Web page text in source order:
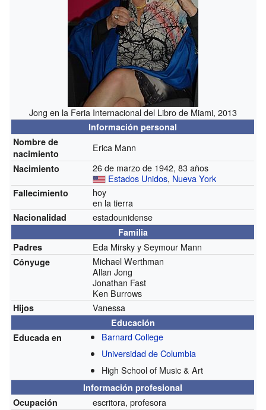
Jong en la Feria Internacional del Libro de Miami, 2013
Información personal
Nombre de
nacimiento
Erica Mann
Nacimiento
26 de marzo de 1942, 83 años
Estados Unidos, Nueva York
Fallecimiento
hoy
en la tierra
Nacionalidad estadounidense
Familia
Padres
Eda Mirsky y Seymour Mann
Cónyuge
Michael Werthman
Allan Jong
Jonathan Fast
Ken Burrows
Hijos Vanessa
Educación
Educada en
Barnard College
Universidad de Columbia
High School of Music & Art
Información profesional
Ocupación
escritora, profesora